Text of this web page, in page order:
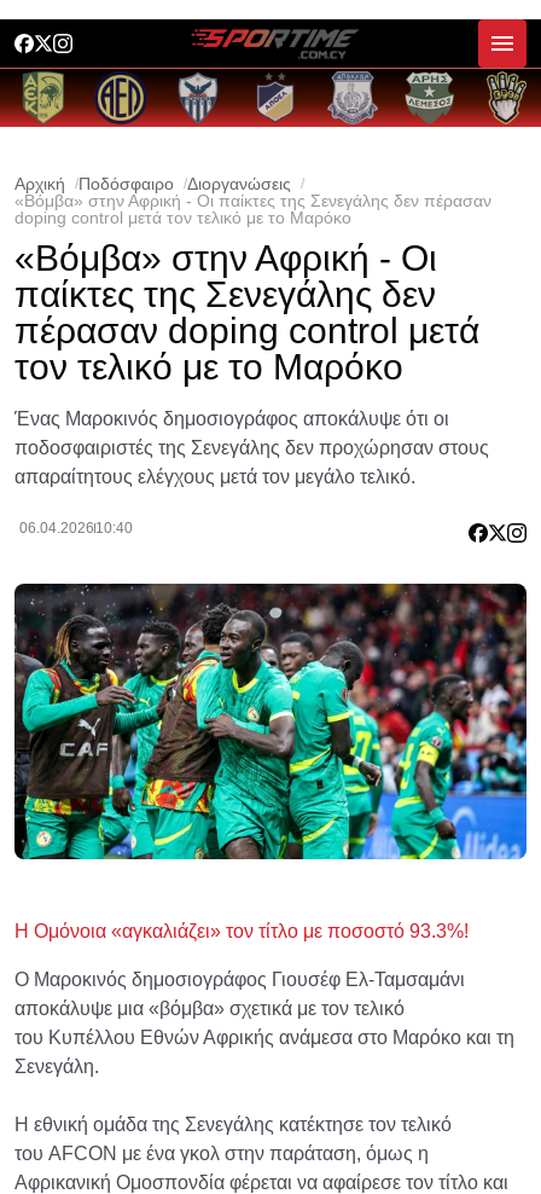
Αρχική Ποδόσφαιρο
Διοργανώσεις
«Βόμβα» στην Αφρική - Οι παίκτες της Σενεγάλης δεν πέρασαν
doping control μετά τον τελικό με το Μαρόκο
«Βόμβα» στην Αφρική - Οι
παίκτες της Σενεγάλης δεν
πέρασαν doping control μετά
τον τελικό με το Μαρόκο
Ένας Μαροκινός δημοσιογράφος αποκάλυψε ότι οι
ποδοσφαιριστές της Σενεγάλης δεν προχώρησαν στους
απαραίτητους ελέγχους μετά τον μεγάλο τελικό.
06.04.2026 10:40
Η Ομόνοια «αγκαλιάζει» τον τίτλο με ποσοστό 93.3%!
Ο Μαροκινός δημοσιογράφος Γιουσέφ Ελ-Ταμσαμάνι
αποκάλυψε μια «βόμβα» σχετικά με τον τελικό
του Κυπέλλου Εθνών Αφρικής ανάμεσα στο Μαρόκο και τη
Σενεγάλη.
Η εθνική ομάδα της Σενεγάλης κατέκτησε τον τελικό
του AFCON με ένα γκολ στην παράταση, όμως η
Αφρικανική Ομοσπονδία φέρεται να αφαίρεσε τον τίτλο και